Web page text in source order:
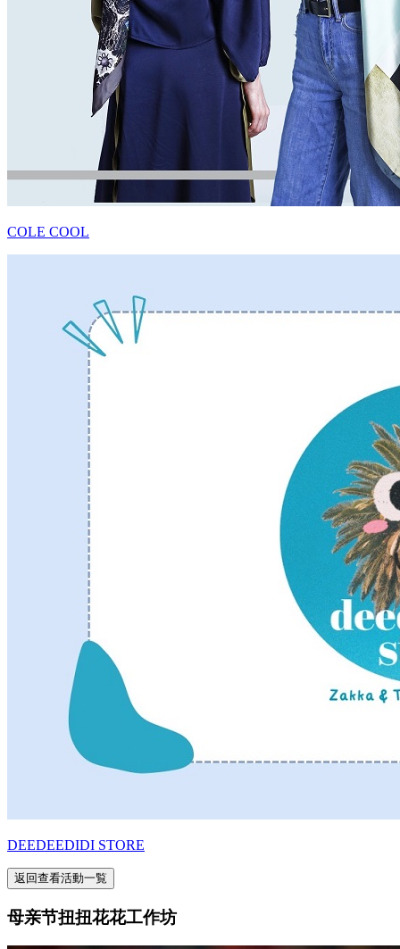
COLE COOL
DEEDEEDIDI STORE
返回查看活動一覧
母亲节扭扭花花工作坊